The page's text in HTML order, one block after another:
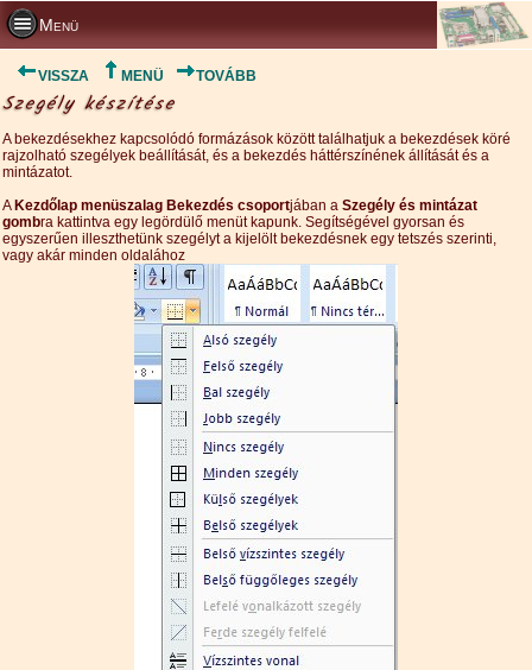
Menü
VISSZA MENÜ TOVÁBB
Szegély készítése
A bekezdésekhez kapcsolódó formázások között találhatjuk a bekezdések köré
rajzolható szegélyek beállítását, és a bekezdés háttérszínének állítását és a
mintázatot.
A Kezdőlap menüszalag Bekezdés csoportjában a Szegély és mintázat
gombra kattintva egy legördülő menüt kapunk. Segítségével gyorsan és
egyszerűen illeszthetünk szegélyt a kijelölt bekezdésnek egy tetszés szerinti,
vagy akár minden oldalához